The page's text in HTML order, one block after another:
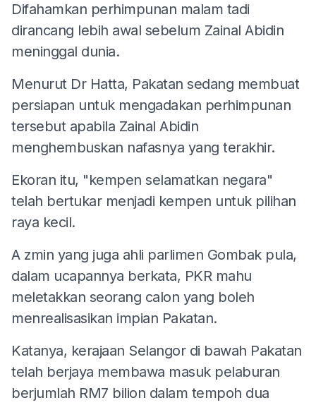
Difahamkan perhimpunan malam tadi
dirancang lebih awal sebelum Zainal Abidin
meninggal dunia.
Menurut Dr Hatta, Pakatan sedang membuat
persiapan untuk mengadakan perhimpunan
tersebut apabila Zainal Abidin
menghembuskan nafasnya yang terakhir.
Ekoran itu, "kempen selamatkan negara"
telah bertukar menjadi kempen untuk pilihan
raya kecil.
A zmin yang juga ahli parlimen Gombak pula,
dalam ucapannya berkata, PKR mahu
meletakkan seorang calon yang boleh
menrealisasikan impian Pakatan.
Katanya, kerajaan Selangor di bawah Pakatan
telah berjaya membawa masuk pelaburan
berjumlah RM7 bilion dalam tempoh dua